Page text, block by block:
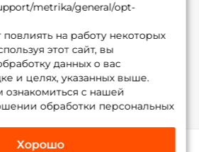
metrika/general/opt-
на работу некоторых
этот сайт, вы
данных о вас
и целях, указанных выше.
ознакомиться с нашей
обработки персональных
Хорошо
2009-2026